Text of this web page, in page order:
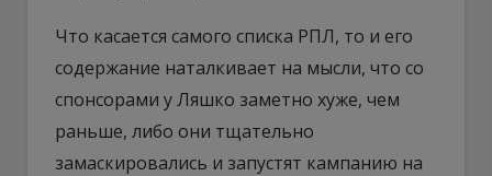
Что касается самого списка РПЛ, то и его
содержание наталкивает на мысли, что со
спонсорами у Ляшко заметно хуже, чем
раньше, либо они тщательно
замаскировались и запустят кампанию на